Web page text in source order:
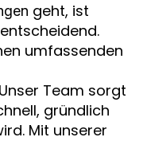
geht, ist
umfassenden
Team sorgt
gründlich
Mit unserer